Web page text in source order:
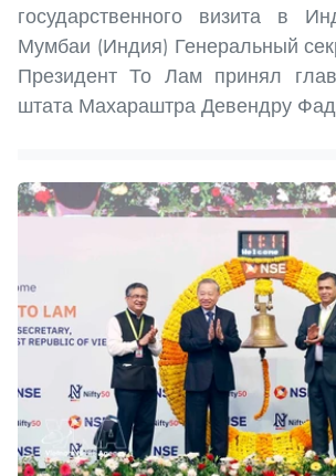
государственного визита в
Мумбаи (Индия) Генеральный
Президент То Лам принял
штата Махараштра Девендру